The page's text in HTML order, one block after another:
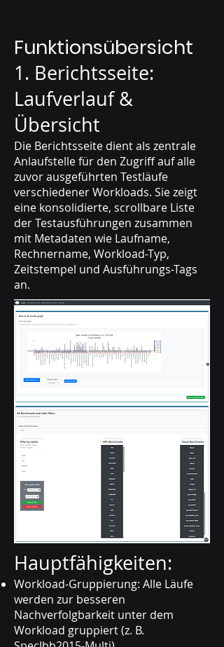
Funktionsübersicht
1. Berichtsseite:
Laufverlauf &
Übersicht
Die Berichtsseite dient als zentrale
Anlaufstelle für den Zugriff auf alle
zuvor ausgeführten Testläufe
verschiedener Workloads. Sie zeigt
eine konsolidierte, scrollbare Liste
der Testausführungen zusammen
mit Metadaten wie Laufname,
Rechnername, Workload-Typ,
Zeitstempel und Ausführungs-Tags
an.
Hauptfähigkeiten:
Workload-Gruppierung: Alle Läufe
werden zur besseren
Nachverfolgbarkeit unter dem
Workload gruppiert (z. B.